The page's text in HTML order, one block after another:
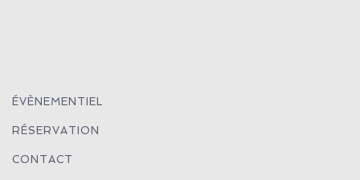
ÉVÈNEMENTIEL
RÉSERVATION
CONTACT